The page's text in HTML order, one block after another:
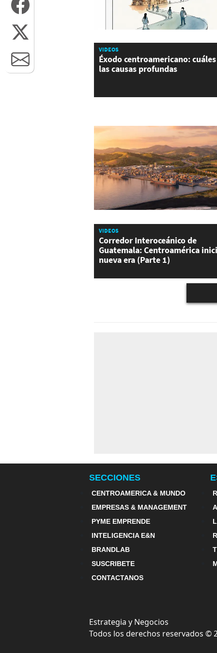
VIDEOS
Éxodo centroamericano:
las causas profundas
VIDEOS
Corredor Interoceánico de
Guatemala: Centroamérica
nueva era (Parte 1)
SECCIONES
CENTROAMERICA & MUNDO
EMPRESAS & MANAGEMENT
PYME EMPRENDE
INTELIGENCIA E&N
BRANDLAB
SUSCRIBETE
CONTACTANOS
Estrategia y Negocios
Todos los derechos reservados ©